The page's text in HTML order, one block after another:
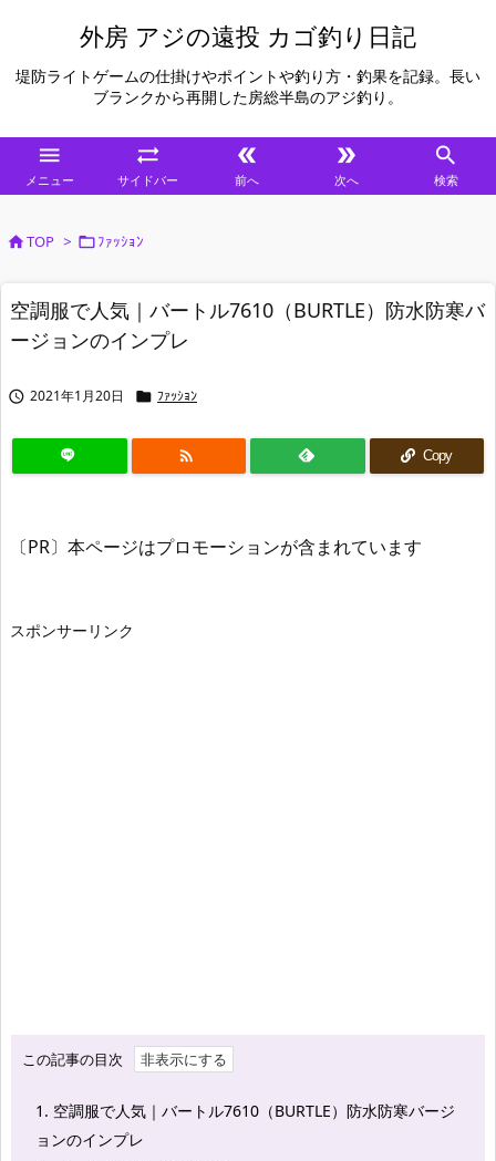
外房 アジの遠投 カゴ釣り日記
堤防ライトゲームの仕掛けやポイントや釣り方・釣果を記録。長い
ブランクから再開した房総半島のアジ釣り。

メニュー

サイドバー

前へ

次へ

検索
TOP > ﾌｧｯｼｮﾝ
空調服で人気｜バートル7610（BURTLE）防水防寒バ
ージョンのインプレ
 2021年1月20日  ﾌｧｯｼｮﾝ
 Copy
〔PR〕本ページはプロモーションが含まれています
スポンサーリンク
この記事の目次
1. 空調服で人気｜バートル7610（BURTLE）防水防寒バージ
ョンのインプレ